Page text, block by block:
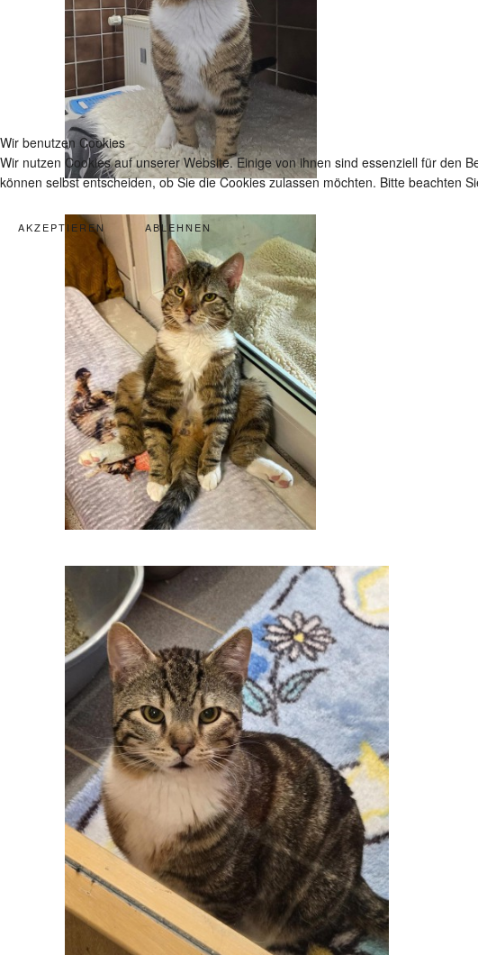
Wir benutzen Cookies
Wir nutzen Cookies auf unserer Website. Einige von ihnen sind essenziell für den
können selbst entscheiden, ob Sie die Cookies zulassen möchten. Bitte beachten
AKZEPTIEREN ABLEHNEN